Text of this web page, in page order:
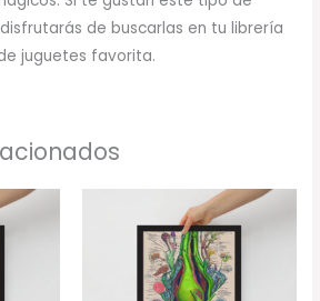
de buscarlas en tu librería
juguetes favorita.
€
Rango
de
precios:
desde
34,00 €
hasta